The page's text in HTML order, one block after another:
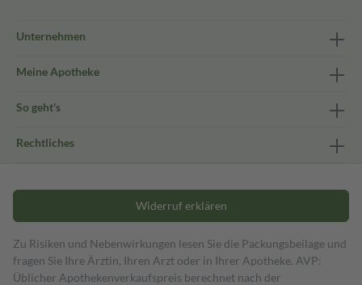
Unternehmen
Meine Apotheke
So geht's
Rechtliches
Widerruf erklären
Zu Risiken und Nebenwirkungen lesen Sie die Packungsbeilage und
fragen Sie Ihre Ärztin, Ihren Arzt oder in Ihrer Apotheke. AVP:
Üblicher Apothekenverkaufspreis berechnet nach der